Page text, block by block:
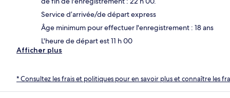
Service d’arrivée/de départ express
Âge minimum pour effectuer l'enregistrement : 18 ans
L'heure de départ est 11 h 00
Afficher plus
* Consultez les frais et politiques pour en savoir plus et connaître les